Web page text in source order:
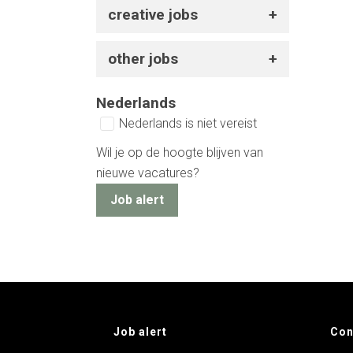
creative jobs
other jobs
Nederlands
Nederlands is niet vereist
Wil je op de hoogte blijven van
nieuwe vacatures?
Job alert
Job alert